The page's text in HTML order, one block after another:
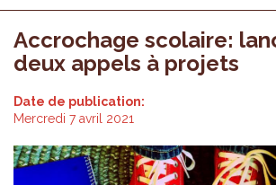
Accrochage scolaire:
deux appels à projets
Date de publication:
Mercredi 7 avril 2021